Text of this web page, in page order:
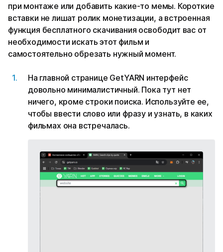
при монтаже или добавить какие-то мемы. Короткие
вставки не лишат ролик монетизации, а встроенная
функция бесплатного скачивания освободит вас от
необходимости искать этот фильм и
самостоятельно обрезать нужный момент.
На главной странице GetYARN интерфейс
довольно минималистичный. Пока тут нет
ничего, кроме строки поиска. Используйте ее,
чтобы ввести слово или фразу и узнать, в каких
фильмах она встречалась.